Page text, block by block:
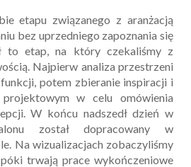
etapu związanego z aranżacją
bez uprzedniego zapoznania się
to etap, na który czekaliśmy z
Najpierw analiza przestrzeni
potem zbieranie inspiracji i
w celu omówienia
W końcu nadszedł dzień w
został dopracowany w
Na wizualizacjach zobaczyliśmy
trwają prace wykończeniowe